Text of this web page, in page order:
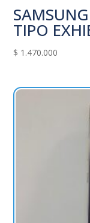
TIPO
$ 1.470.000